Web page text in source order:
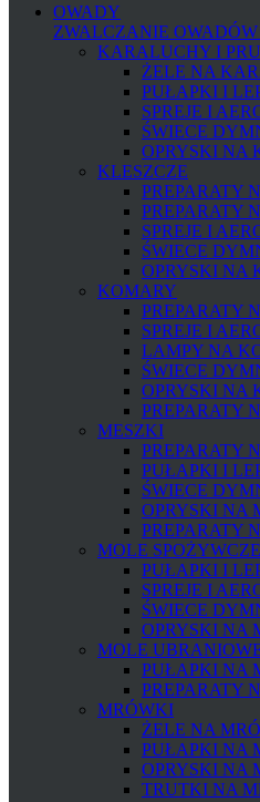
OWADY
ZWALCZANIE
KARALUCHY I
ŻELE NA
PUŁAPKI I
SPREJE I
ŚWIECE
OPRYSKI NA
KLESZCZE
PREPARATY
PREPARATY
SPREJE I
ŚWIECE
OPRYSKI NA
KOMARY
PREPARATY
SPREJE I
LAMPY NA
ŚWIECE
OPRYSKI NA
PREPARATY
MESZKI
PREPARATY
PUŁAPKI I
ŚWIECE
OPRYSKI NA
PREPARATY
MOLE SPOŻYWCZE
PUŁAPKI I
SPREJE I
ŚWIECE
OPRYSKI NA
MOLE
PUŁAPKI NA
PREPARATY
MRÓWKI
ŻELE NA
PUŁAPKI NA
OPRYSKI NA
TRUTKI NA